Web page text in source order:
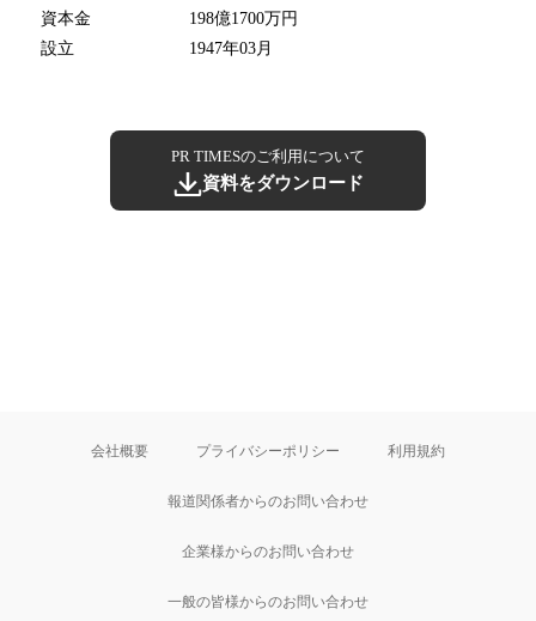
資本金
198億1700万円
設立
1947年03月
PR TIMESのご利用について
資料をダウンロード
会社概要 プライバシーポリシー 利用規約
報道関係者からのお問い合わせ
企業様からのお問い合わせ
一般の皆様からのお問い合わせ